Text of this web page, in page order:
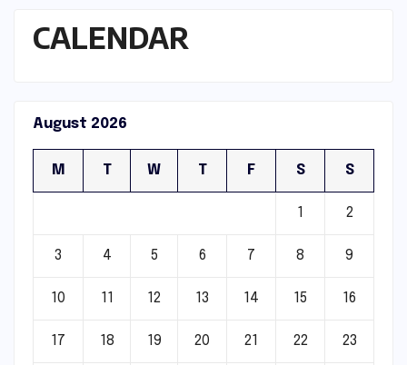
CALENDAR
August 2026
M T W T F S S
1 2
3 4 5 6 7 8 9
10 11 12 13 14 15 16
17 18 19 20 21 22 23